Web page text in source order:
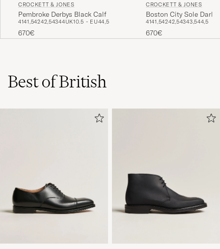
CROCKETT & JONES
Pembroke Derbys Black Calf
4141,54242,54344UK10.5 - EU44,5
670€
CROCKETT & JONES
Boston City Sole Dark
4141,54242,54343,544,5
670€
Best of British